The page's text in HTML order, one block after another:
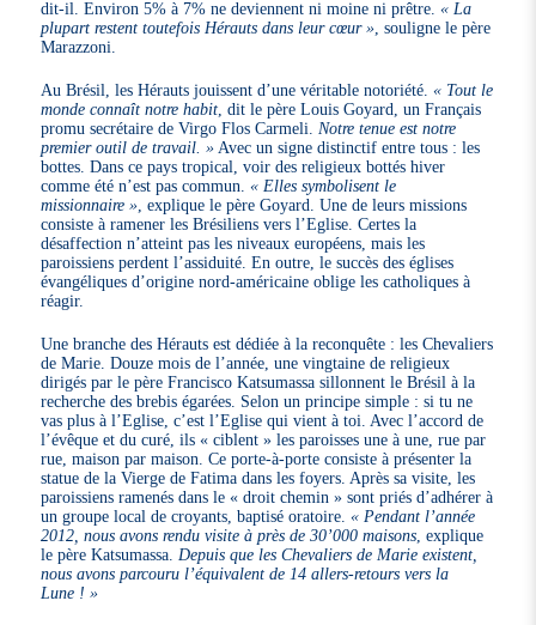
dit-il. Environ 5% à 7% ne deviennent ni moine ni prêtre.« La
plupart restent toutefois Hérauts dans leur cœur », souligne le père
Marazzoni.
Au Brésil, les Hérauts jouissent d’une véritable notoriété.« Tout le
monde connaît notre habit, dit le père Louis Goyard, un Français
promu secrétaire de Virgo Flos Carmeli.Notre tenue est notre
premier outil de travail. »Avec un signe distinctif entre tous : les
bottes. Dans ce pays tropical, voir des religieux bottés hiver
comme été n’est pas commun.« Elles symbolisent le
missionnaire », explique le père Goyard. Une de leurs missions
consiste à ramener les Brésiliens vers l’Eglise. Certes la
désaffection n’atteint pas les niveaux européens, mais les
paroissiens perdent l’assiduité. En outre, le succès des églises
évangéliques d’origine nord-américaine oblige les catholiques à
réagir.
Une branche des Hérauts est dédiée à la reconquête : les Chevaliers
de Marie. Douze mois de l’année, une vingtaine de religieux
dirigés par le père Francisco Katsumassa sillonnent le Brésil à la
recherche des brebis égarées. Selon un principe simple : si tu ne
vas plus à l’Eglise, c’est l’Eglise qui vient à toi. Avec l’accord de
l’évêque et du curé, ils « ciblent » les paroisses une à une, rue par
rue, maison par maison. Ce porte-à-porte consiste à présenter la
statue de la Vierge de Fatima dans les foyers. Après sa visite, les
paroissiens ramenés dans le « droit chemin » sont priés d’adhérer à
un groupe local de croyants, baptisé oratoire.« Pendant l’année
2012, nous avons rendu visite à près de 30’000 maisons, explique
le père Katsumassa.Depuis que les Chevaliers de Marie existent,
nous avons parcouru l’équivalent de 14 allers-retours vers la
Lune ! »